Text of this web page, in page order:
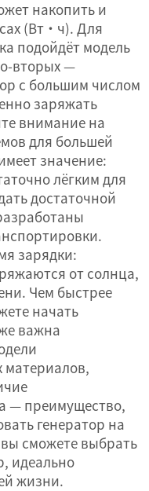
накопить и
(Вт·ч). Для
подойдёт модель
вторых —
с большим числом
заряжать
внимание на
для большей
значение:
лёгким для
достаточной
зарядки:
от солнца,
Чем быстрее
начать
важна
материалов,
— преимущество,
генератор на
сможете выбрать
идеально
жизни.